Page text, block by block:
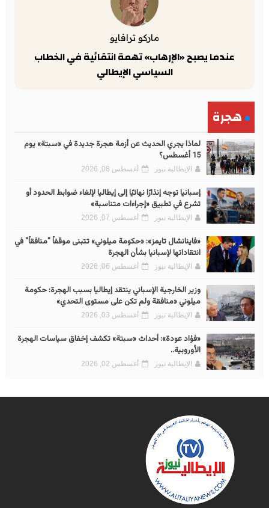
ماركو ترافايو
عندما يصبح «الإرهاب» تهمة انتقائية في الخطاب
السياسي الإيطالي
هجرة
لماذا يجري الحديث عن أزمة هجرة جديدة في «سبتة» يوم
15 أغسطس؟
الإيطالية نيوز أغسطس 08, 2026
إسبانيا توجه إنذارًا نهائيًا إلى إيطاليا لإلغاء ضوابط الحدود أو
تشرع في تطبيق «إجراءات متناسبة»
الإيطالية نيوز أغسطس 07, 2026
«فاينانشال تايمز»: «حكومة ميلوني» تتبنى موقفاً "منافقاً" في
انتقاداتها لإسبانيا بشأن الهجرة
الإيطالية نيوز أغسطس 06, 2026
وزير الخارجية الإسباني ينتقد إيطاليا بسبب الهجرة: حكومة
ميلوني «منافقة ولم تكن على مستوى التحدي»
الإيطالية نيوز أغسطس 03, 2026
«فؤاد عودة»: أحداث «سبتة» تكشف إخفاق سياسات الهجرة
الأوروبية..
الإيطالية نيوز أغسطس 02, 2026